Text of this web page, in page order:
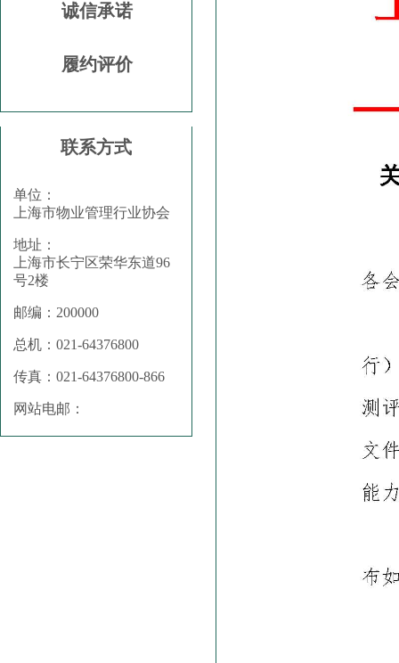
诚信承诺
履约评价
联系方式
单位：
上海市物业管理行业协会
地址：
上海市长宁区荣华东道96
号2楼
邮编：200000
总机：021-64376800
传真：021-64376800-866
网站电邮：